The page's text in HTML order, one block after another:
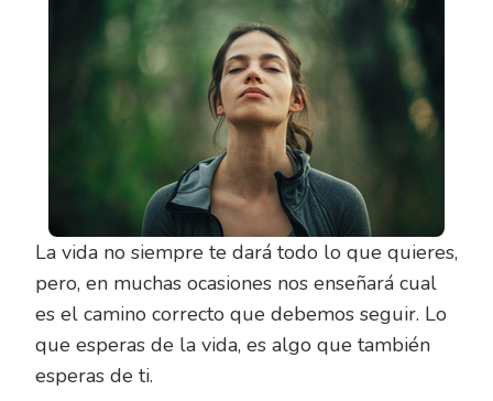
La vida no siempre te dará todo lo que quieres,
pero, en muchas ocasiones nos enseñará cual
es el camino correcto que debemos seguir. Lo
que esperas de la vida, es algo que también
esperas de ti.